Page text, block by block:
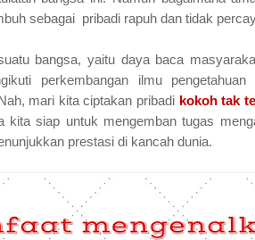
sebagai pribadi rapuh dan tidak
bangsa, yaitu daya baca
perkembangan ilmu
mari kita ciptakan pribadi kokoh tak
kita siap untuk mengemban tugas
prestasi di kancah dunia.